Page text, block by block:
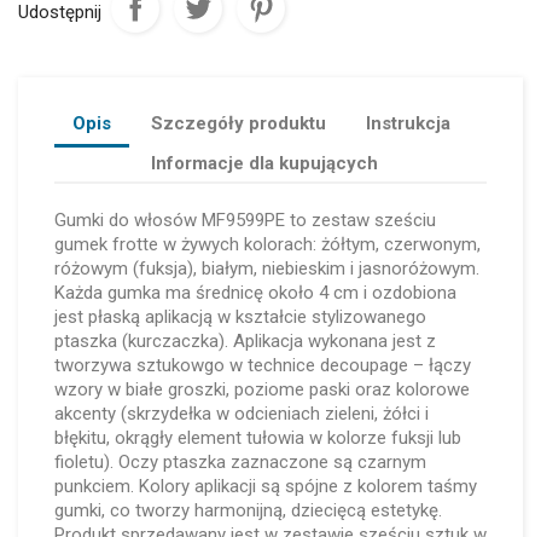
Udostępnij
Opis Szczegóły produktu
Instrukcja
Informacje dla kupujących
Gumki do włosów MF9599PE to zestaw sześciu
gumek frotte w żywych kolorach: żółtym, czerwonym,
różowym (fuksja), białym, niebieskim i jasnoróżowym.
Każda gumka ma średnicę około 4 cm i ozdobiona
jest płaską aplikacją w kształcie stylizowanego
ptaszka (kurczaczka). Aplikacja wykonana jest z
tworzywa sztukowgo w technice decoupage – łączy
wzory w białe groszki, poziome paski oraz kolorowe
akcenty (skrzydełka w odcieniach zieleni, żółci i
błękitu, okrągły element tułowia w kolorze fuksji lub
fioletu). Oczy ptaszka zaznaczone są czarnym
punkciem. Kolory aplikacji są spójne z kolorem taśmy
gumki, co tworzy harmonijną, dziecięcą estetykę.